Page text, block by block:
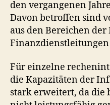
den vergangenen
Davon betroffen sind
aus den Bereichen
Für einzelne
die Kapazitäten der
stark erweitert, da die